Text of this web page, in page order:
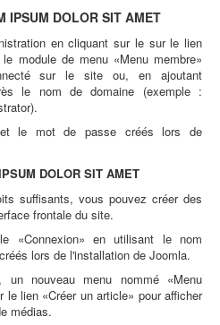
IPSUM DOLOR SIT AMET
en cliquant sur le sur le lien
module de menu «Menu membre»
sur le site ou, en ajoutant
le nom de domaine (exemple :
le mot de passe créés lors de
DOLOR SIT AMET
suffisants, vous pouvez créer des
frontale du site.
«Connexion» en utilisant le nom
lors de l'installation de Joomla.
un nouveau menu nommé «Menu
le lien «Créer un article» pour afficher
médias.